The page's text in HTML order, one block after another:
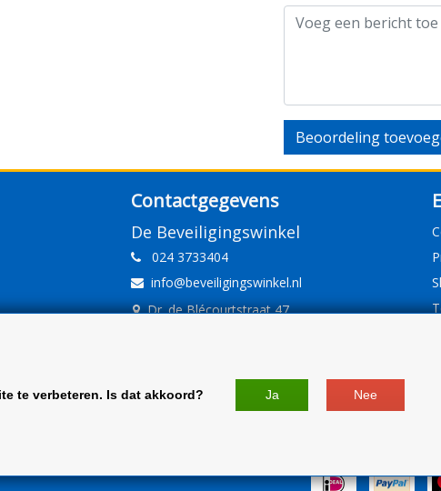
Beoordeling
Contactgegevens
De Beveiligingswinkel
024 3733404
info@beveiligingswinkel.nl
Dr. de Blécourtstraat 47
BTW: NL 81.60.68.707.B01
te verbeteren. Is dat akkoord? Ja Nee